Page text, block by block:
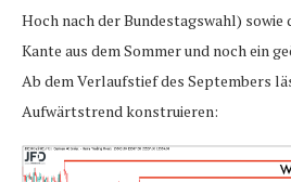
Hoch nach der Bundestagswahl) sowie
Kante aus dem Sommer und noch ein
Ab dem Verlaufstief des Septembers
Aufwärtstrend konstruieren: